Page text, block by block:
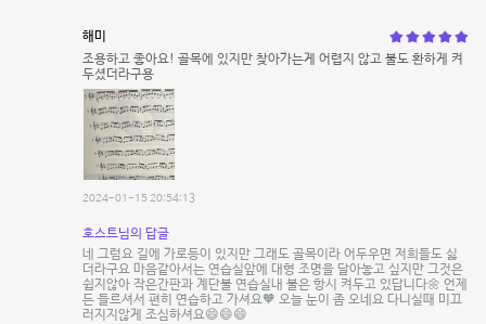
해미
조용하고 좋아요! 골목에 있지만 찾아가는게 어렵지 않고 불도 환하게 켜
두셨더라구용
2024-01-15 20:54:13
호스트님의 답글
네 그럼요 길에 가로등이 있지만 그래도 골목이라 어두우면 저희들도 싫
더라구요 마음같아서는 연습실앞에 대형 조명을 달아놓고 싶지만 그것은
쉽지않아 작은간판과 계단불 연습실내 불은 항시 켜두고 있답니다🌼 언제
든 들르셔서 편히 연습하고 가셔요🧡 오늘 눈이 좀 오네요 다니실때 미끄
러지지않게 조심하셔요😄😄😄